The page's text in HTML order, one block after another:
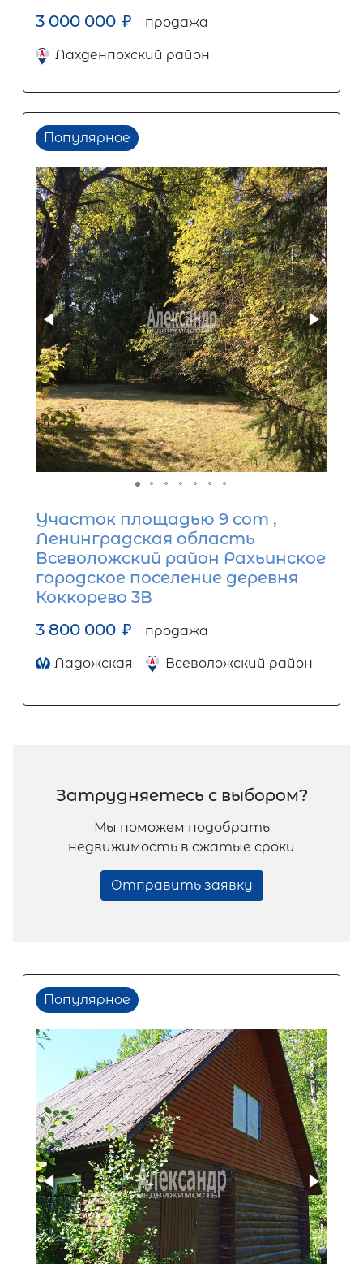
3 000 000 ₽ продажа
Лахденпохский район
Популярное
Участок площадью 9 сот ,
Ленинградская область
Всеволожский район Рахьинское
городское поселение деревня
Коккорево 3В
3 800 000 ₽ продажа
Ладожская Всеволожский район
Затрудняетесь с выбором?
Мы поможем подобрать
недвижимость в сжатые сроки
Отправить заявку
Популярное